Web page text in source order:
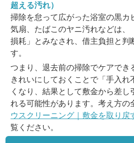
超える汚れ）
掃除を怠って広がった浴室の黒カ
気扇、たばこのヤニ汚れなどは、
損耗」とみなされ、借主負担と判
す。
つまり、退去前の掃除でケアでき
きれいにしておくことで「手入れ
くなり、結果として敷金から差し
れる可能性があります。考え方の
ウスクリーニング｜敷金を取り戻
覧ください。